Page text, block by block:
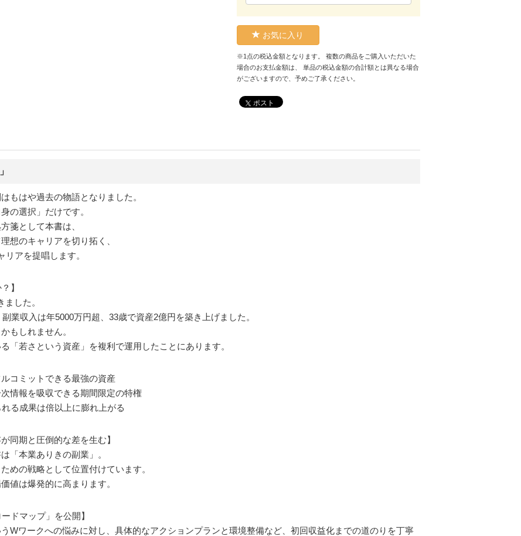
お気に入り
※1点の税込金額となります。 複数の商品をご購入いただいた
場合のお支払金額は、 単品の税込金額の合計額とは異なる場合
がございますので、予めご了承ください。
ポスト
もはや過去の物語となりました。
の選択」だけです。
箋として本書は、
想のキャリアを切り拓く、
リアを提唱します。
】
した。
業収入は年5000万円超、33歳で資産2億円を築き上げました。
もしれません。
「若さという資産」を複利で運用したことにあります。
コミットできる最強の資産
情報を吸収できる期間限定の特権
る成果は倍以上に膨れ上がる
同期と圧倒的な差を生む】
「本業ありきの副業」。
めの戦略として位置付けています。
値は爆発的に高まります。
ドマップ」を公開】
Wワークへの悩みに対し、具体的なアクションプランと環境整備など、初回収益化までの道のりを丁寧